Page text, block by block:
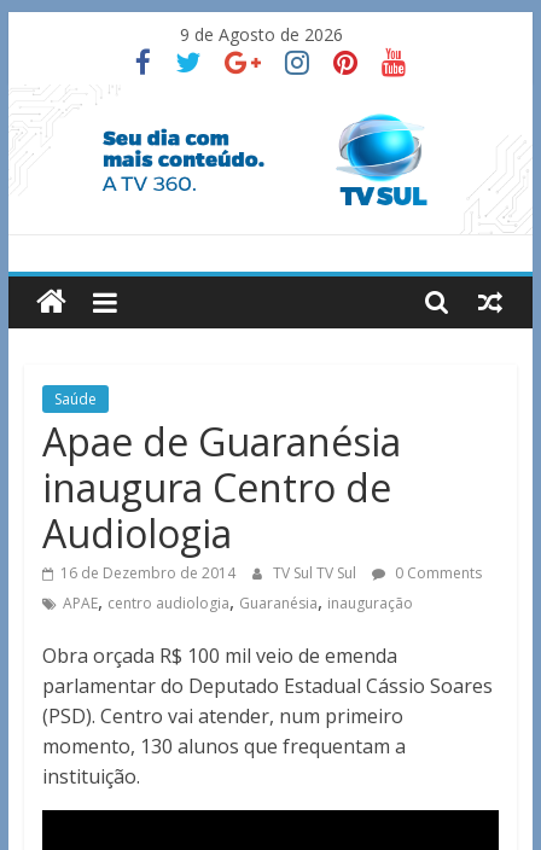
content
9 de Agosto de 2026
TV
Sul
Notícias
Guaxupé
região.
Saúde
Apae de Guaranésia
inaugura Centro de
Audiologia
16 de Dezembro de 2014 TV Sul TV Sul
0 Comments
APAE, centro audiologia, Guaranésia, inauguração
Obra orçada R$ 100 mil veio de emenda
parlamentar do Deputado Estadual Cássio Soares
(PSD). Centro vai atender, num primeiro
momento, 130 alunos que frequentam a
instituição.